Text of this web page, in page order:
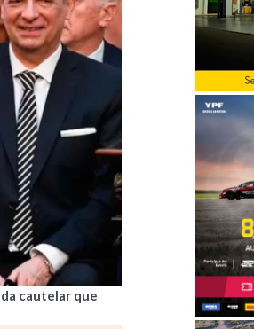
cautelar que